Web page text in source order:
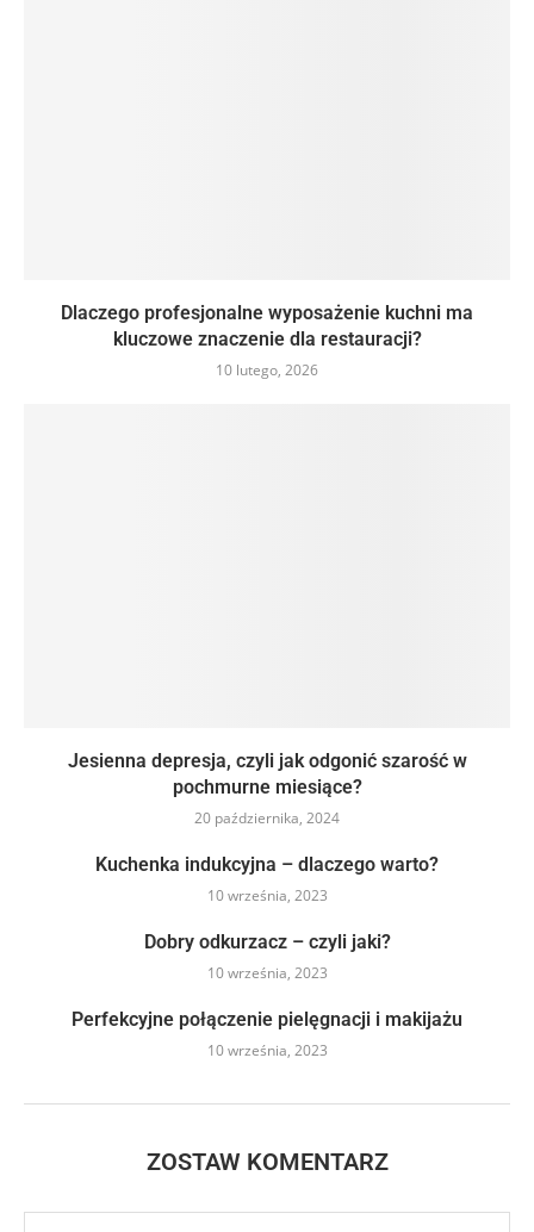
Dlaczego profesjonalne wyposażenie kuchni ma
kluczowe znaczenie dla restauracji?
10 lutego, 2026
Jesienna depresja, czyli jak odgonić szarość w
pochmurne miesiące?
20 października, 2024
Kuchenka indukcyjna – dlaczego warto?
10 września, 2023
Dobry odkurzacz – czyli jaki?
10 września, 2023
Perfekcyjne połączenie pielęgnacji i makijażu
10 września, 2023
ZOSTAW KOMENTARZ